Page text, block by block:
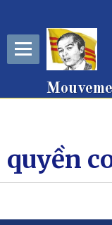
quyền